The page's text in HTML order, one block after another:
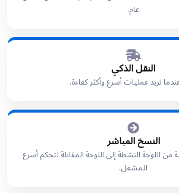
عام.
النقل الذكي
تريد عمليات أسرع وأكثر كفاءة.
النسخ المباشر
اللوحة النشطة إلى اللوحة المقابلة لتحكم أسرع
للمشغل.